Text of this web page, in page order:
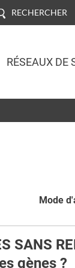
RECHERCHER
RÉSEAUX DE
Mode
SANS
gènes ?